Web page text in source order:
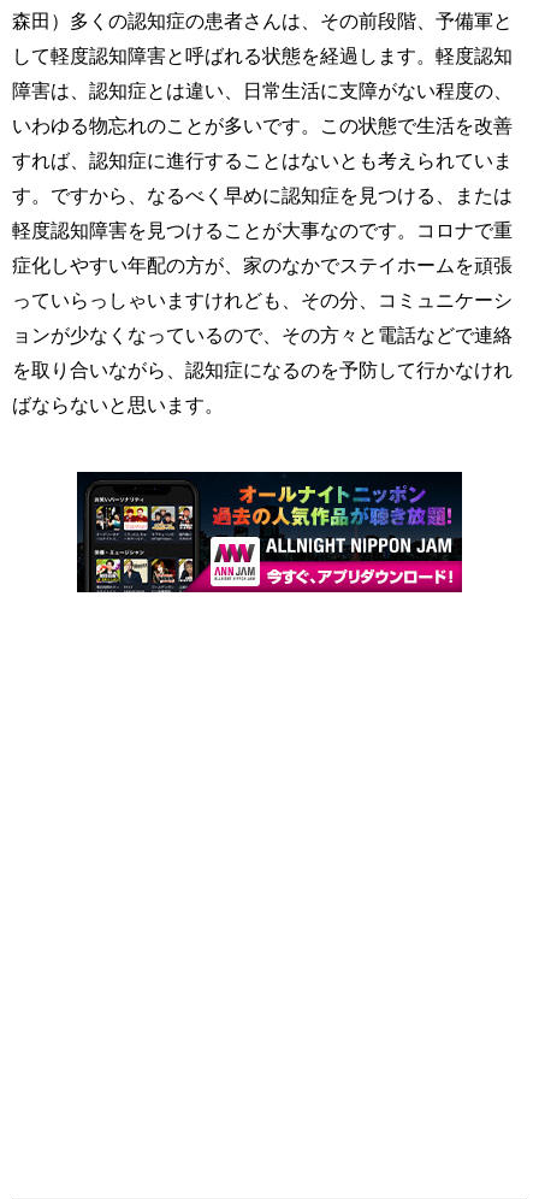
森田）多くの認知症の患者さんは、その前段階、予備軍と
して軽度認知障害と呼ばれる状態を経過します。軽度認知
障害は、認知症とは違い、日常生活に支障がない程度の、
いわゆる物忘れのことが多いです。この状態で生活を改善
すれば、認知症に進行することはないとも考えられていま
す。ですから、なるべく早めに認知症を見つける、または
軽度認知障害を見つけることが大事なのです。コロナで重
症化しやすい年配の方が、家のなかでステイホームを頑張
っていらっしゃいますけれども、その分、コミュニケーシ
ョンが少なくなっているので、その方々と電話などで連絡
を取り合いながら、認知症になるのを予防して行かなけれ
ばならないと思います。